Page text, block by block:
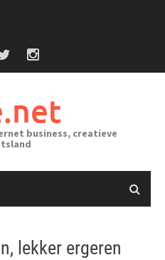
business, creatieve
lekker ergeren